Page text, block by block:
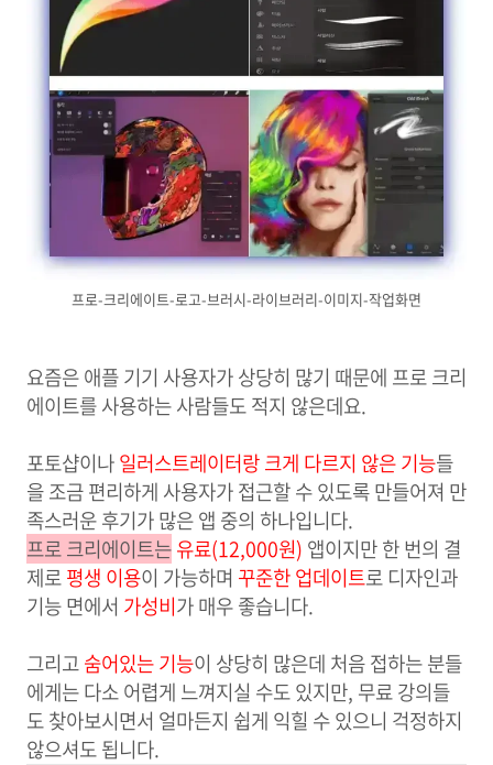
프로-크리에이트-로고-브러시-라이브러리-이미지-작업화면
요즘은 애플 기기 사용자가 상당히 많기 때문에 프로 크리
에이트를 사용하는 사람들도 적지 않은데요.
포토샵이나일러스트레이터랑 크게 다르지 않은 기능들
을 조금 편리하게 사용자가 접근할 수 있도록 만들어져 만
족스러운 후기가 많은 앱 중의 하나입니다.
프로 크리에이트는유료(12,000원) 앱이지만 한 번의 결
제로평생 이용이 가능하며 꾸준한 업데이트로 디자인과
기능 면에서 가성비가 매우 좋습니다.
그리고숨어있는 기능이 상당히 많은데 처음 접하는 분들
에게는 다소 어렵게 느껴지실 수도 있지만, 무료 강의들
도 찾아보시면서 얼마든지 쉽게 익힐 수 있으니 걱정하지
않으셔도 됩니다.